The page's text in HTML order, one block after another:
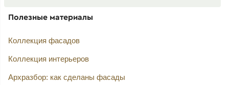
Полезные материалы
Коллекция фасадов
Коллекция интерьеров
Архразбор: как сделаны фасады